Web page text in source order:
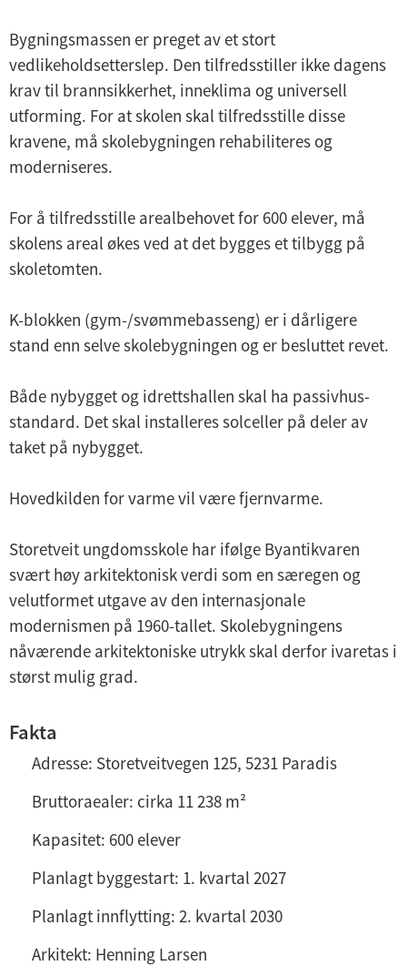
Bygningsmassen er preget av et stort
vedlikeholdsetterslep. Den tilfredsstiller ikke dagens
krav til brannsikkerhet, inneklima og universell
utforming. For at skolen skal tilfredsstille disse
kravene, må skolebygningen rehabiliteres og
moderniseres.
For å tilfredsstille arealbehovet for 600 elever, må
skolens areal økes ved at det bygges et tilbygg på
skoletomten.
K-blokken (gym-/svømmebasseng) er i dårligere
stand enn selve skolebygningen og er besluttet revet.
Både nybygget og idrettshallen skal ha passivhus-
standard. Det skal installeres solceller på deler av
taket på nybygget.
Hovedkilden for varme vil være fjernvarme.
Storetveit ungdomsskole har ifølge Byantikvaren
svært høy arkitektonisk verdi som en særegen og
velutformet utgave av den internasjonale
modernismen på 1960-tallet. Skolebygningens
nåværende arkitektoniske utrykk skal derfor ivaretas i
størst mulig grad.
Fakta
Adresse: Storetveitvegen 125, 5231 Paradis
Bruttoraealer: cirka 11 238 m²
Kapasitet: 600 elever
Planlagt byggestart: 1. kvartal 2027
Planlagt innflytting: 2. kvartal 2030
Arkitekt: Henning Larsen